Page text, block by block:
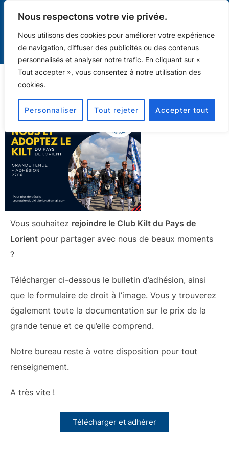
Nous respectons votre vie privée.
Nous utilisons des cookies pour améliorer votre expérience
de navigation, diffuser des publicités ou des contenus
personnalisés et analyser notre trafic. En cliquant sur «
Tout accepter », vous consentez à notre utilisation des
cookies.
Personnaliser Tout rejeter Accepter tout
Adhérer au Club
Vous souhaitez rejoindre le Club Kilt du Pays de
Lorient pour partager avec nous de beaux moments
?
Télécharger ci-dessous le bulletin d’adhésion, ainsi
que le formulaire de droit à l’image. Vous y trouverez
également toute la documentation sur le prix de la
grande tenue et ce qu’elle comprend.
Notre bureau reste à votre disposition pour tout
renseignement.
A très vite !
Télécharger et adhérer